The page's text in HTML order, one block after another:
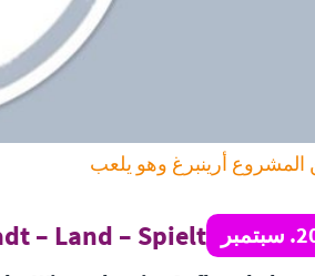
المشروع أرينبرغ وهو يلعب
– Land – Spielt!